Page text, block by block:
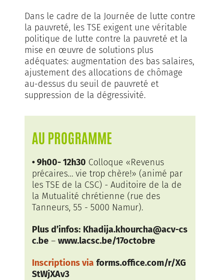
Dans le cadre de la Journée de lutte contre
la pauvreté, les TSE exigent une véritable
politique de lutte contre la pauvreté et la
mise en œuvre de solutions plus
adéquates: augmentation des bas salaires,
ajustement des allocations de chômage
au-dessus du seuil de pauvreté et
suppression de la dégressivité.
AU PROGRAMME
• 9h00- 12h30 Colloque «Revenus
précaires… vie trop chère!» (animé par
les TSE de la CSC) - Auditoire de la de
la Mutualité chrétienne (rue des
Tanneurs, 55 - 5000 Namur).
Plus d’infos: Khadija.khourcha@acv-cs
c.be – www.lacsc.be/17octobre
Inscriptions via forms.office.com/r/XG
StWjXAv3